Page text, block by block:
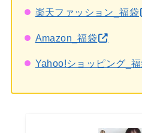
楽天ファッション_福袋
Amazon_福袋
Yahoo!ショッピング_福